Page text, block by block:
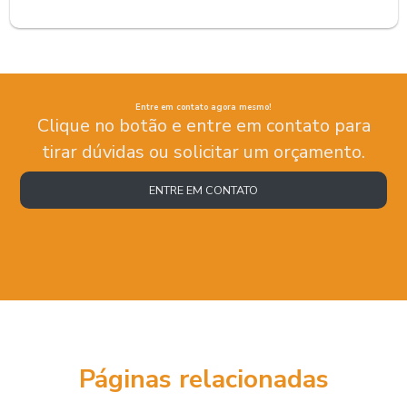
Entre em contato agora mesmo!
Clique no botão e entre em contato para
tirar dúvidas ou solicitar um orçamento.
ENTRE EM CONTATO
Páginas relacionadas